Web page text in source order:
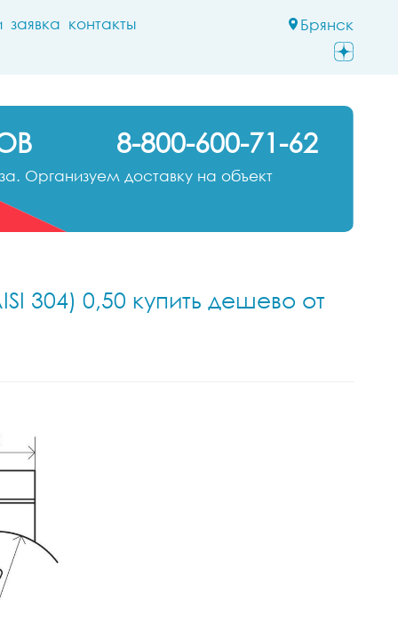
Брянск
заявка контакты
8-800-600-71-62
Организуем доставку на объект
304) 0,50 купить дешево от